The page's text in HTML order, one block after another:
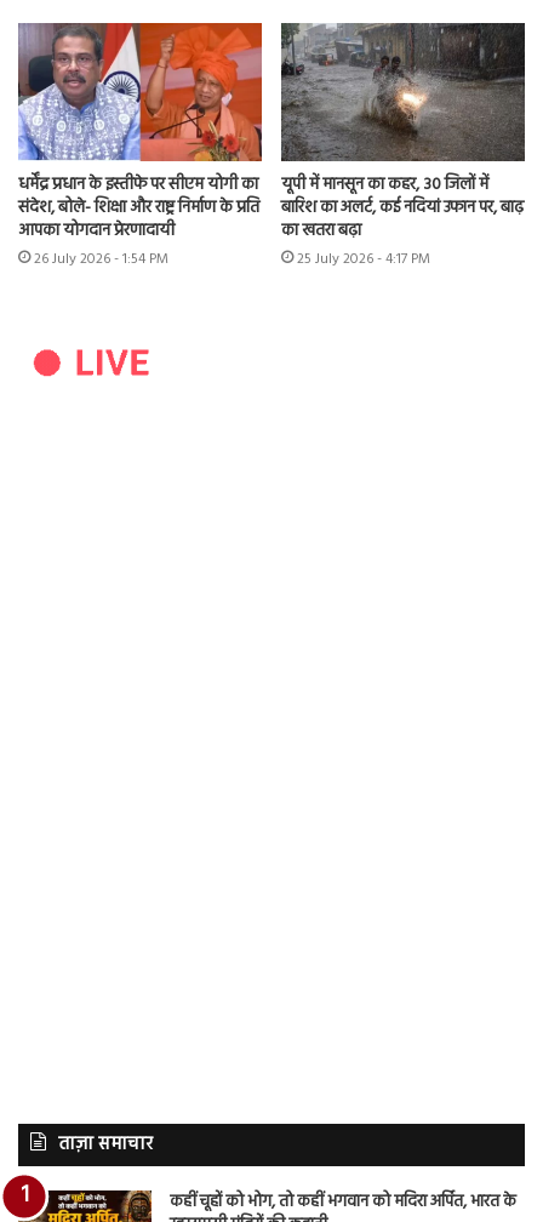
धर्मेंद्र प्रधान के इस्तीफे पर सीएम योगी का
संदेश, बोले- शिक्षा और राष्ट्र निर्माण के प्रति
आपका योगदान प्रेरणादायी
26 July 2026 - 1:54 PM
यूपी में मानसून का कहर, 30 जिलों में
बारिश का अलर्ट, कई नदियां उफान पर, बाढ़
का खतरा बढ़ा
25 July 2026 - 4:17 PM
ताज़ा समाचार
कहीं चूहों को भोग, तो कहीं भगवान को मदिरा अर्पित, भारत के